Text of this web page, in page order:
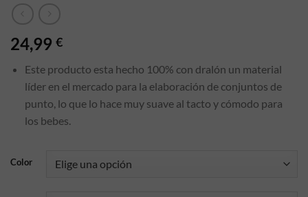
24,99 €
Este producto esta hecho 100% con dralón un material
líder en el mercado para la elaboración de conjuntos de
punto, lo que lo hace muy suave al tacto y cómodo para
los bebes.
Color